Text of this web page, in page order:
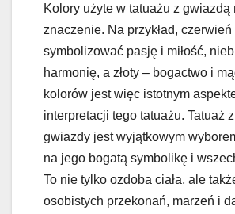
Kolory użyte w tatuażu z gwiazdą
znaczenie. Na przykład, czerwień
symbolizować pasję i miłość,
harmonię, a złoty – bogactwo i
kolorów jest więc istotnym
interpretacji tego tatuażu. Tatuaż
gwiazdy jest wyjątkowym
na jego bogatą symbolikę i
To nie tylko ozdoba ciała, ale
osobistych przekonań, marzeń i